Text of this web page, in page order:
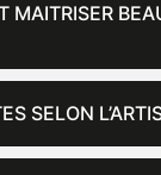
MAITRISER
SELON